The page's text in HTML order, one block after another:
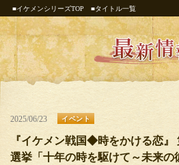
■イケメンシリーズTOP ■タイトル一覧
2025/06/23 イベント
『イケメン戦国◆時をかける恋』
選挙「十年の時を駆けて～未来の